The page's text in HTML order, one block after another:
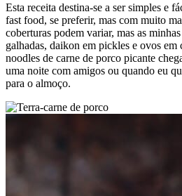
Esta receita destina-se a ser simples e
fast food, se preferir, mas com muito
coberturas podem variar, mas as
galhadas, daikon em pickles e ovos
noodles de carne de porco picante
uma noite com amigos ou quando eu
para o almoço.